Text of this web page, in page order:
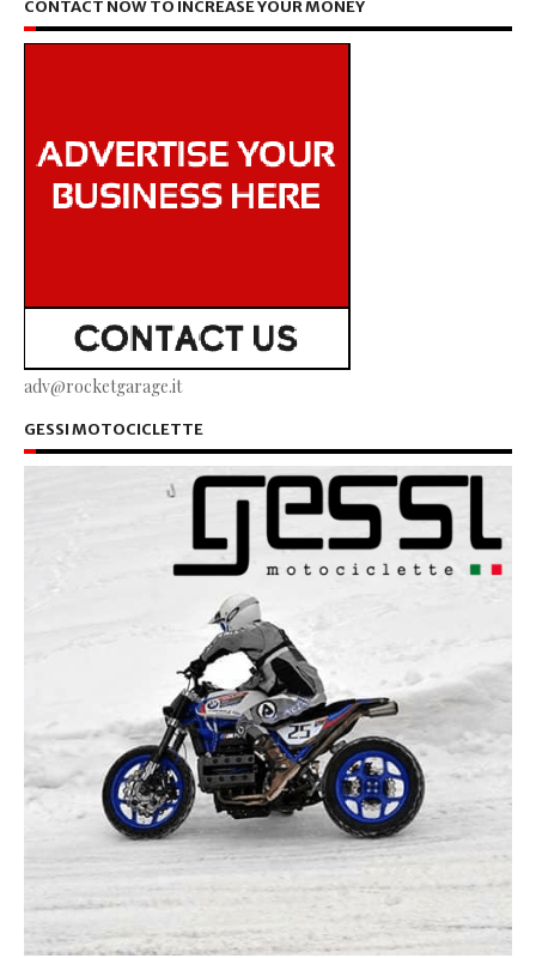
CONTACT NOW TO INCREASE YOUR MONEY
adv@rocketgarage.it
GESSI MOTOCICLETTE